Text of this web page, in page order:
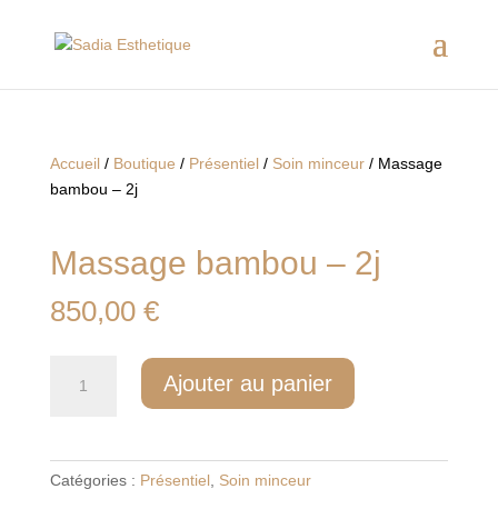
Accueil/ Boutique / Présentiel/ Soin minceur/ Massage
bambou – 2j
Massage bambou – 2j
850,00 €
Ajouter au panier
Catégories : Présentiel, Soin minceur